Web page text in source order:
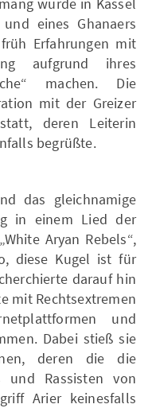
eines Ghanaers
Erfahrungen mit
aufgrund ihres
machen. Die
mit der Greizer
deren Leiterin
begrüßte.
das gleichnamige
in einem Lied der
Aryan Rebels“,
diese Kugel ist für
darauf hin
mit Rechtsextremen
und
Dabei stieß sie
deren die die
und Rassisten von
Arier keinesfalls